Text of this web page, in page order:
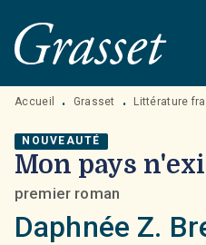
MENU RECHERCHE
PIED DE PAGE
Accueil • Grasset • Littérature
NOUVEAUTÉ
Mon pays
premier roman
Daphnée Z.